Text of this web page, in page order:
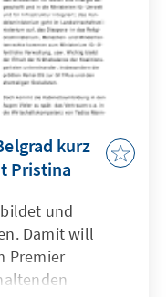
kurz
Pristina
und
Damit will
Premier